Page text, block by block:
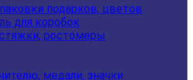
подарков, цветов
для коробок
ростомеры
медали, значки